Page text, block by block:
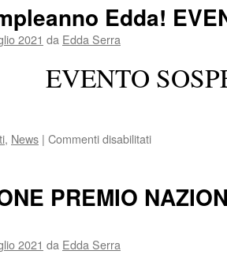
Edda!
2021 da Edda Serra
EVENTO
, News | Commenti disabilitatisu
EVENTO
PREMIO
2021 da Edda Serra